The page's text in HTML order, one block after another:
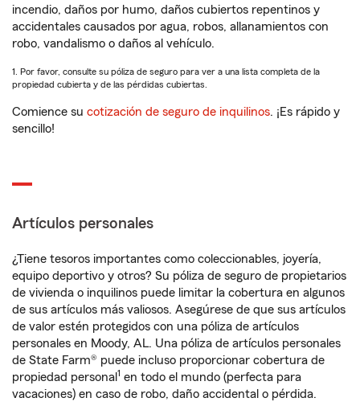
incendio, daños por humo, daños cubiertos repentinos y
accidentales causados por agua, robos, allanamientos con
robo, vandalismo o daños al vehículo.
1. Por favor, consulte su póliza de seguro para ver a una lista completa de la
propiedad cubierta y de las pérdidas cubiertas.
Comience su cotización de seguro de inquilinos. ¡Es rápido y
sencillo!
Artículos personales
¿Tiene tesoros importantes como coleccionables, joyería,
equipo deportivo y otros? Su póliza de seguro de propietarios
de vivienda o inquilinos puede limitar la cobertura en algunos
de sus artículos más valiosos. Asegúrese de que sus artículos
de valor estén protegidos con una póliza de artículos
personales en Moody, AL. Una póliza de artículos personales
de State Farm® puede incluso proporcionar cobertura de
propiedad personal 1 en todo el mundo (perfecta para
vacaciones) en caso de robo, daño accidental o pérdida.